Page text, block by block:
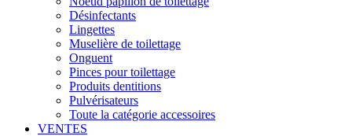
Désinfectants
Lingettes
Muselière de toilettage
Onguent
Pinces pour toilettage
Produits dentitions
Pulvérisateurs
Toute la catégorie accessoires
VENTES